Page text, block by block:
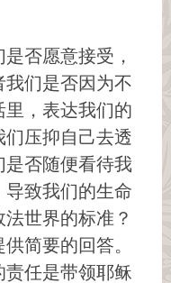
否愿意接受，
我们是否因为不
里，表达我们的
压抑自己去透
否随便看待我
致我们的生命
世界的标准？
简要的回答。
任是带领耶稣